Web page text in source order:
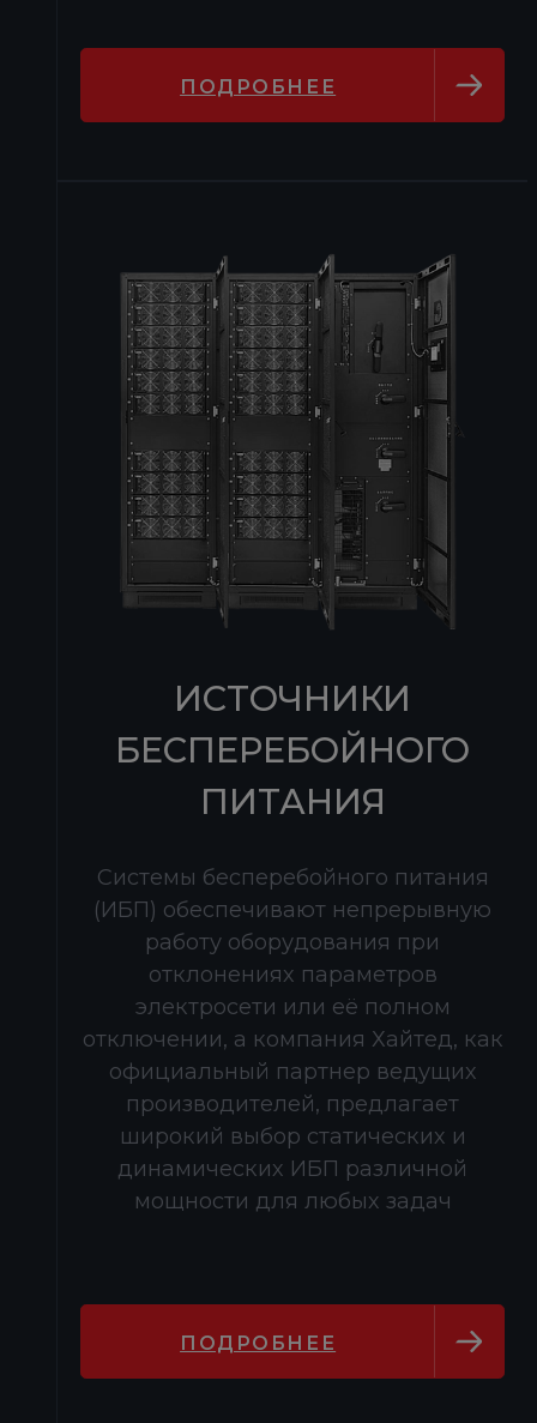
ПОДРОБНЕЕ
ИСТОЧНИКИ
БЕСПЕРЕБОЙНОГО
ПИТАНИЯ
Системы бесперебойного питания
(ИБП) обеспечивают непрерывную
работу оборудования при
отклонениях параметров
электросети или её полном
отключении, а компания Хайтед, как
официальный партнер ведущих
производителей, предлагает
широкий выбор статических и
динамических ИБП различной
мощности для любых задач
ПОДРОБНЕЕ